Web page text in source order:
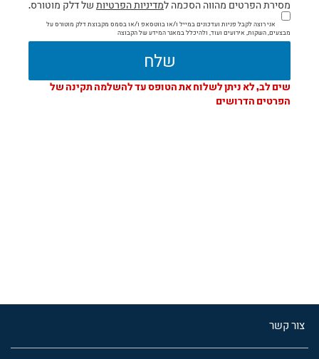
מסירת הפרטים מהווה הסכמה למדיניות הפרטיותשל דלק מוטורס.
אני רוצה לקבל פניות ועדכונים במייל ו/או בווטסאפ ו/או בסמס מקבוצת דלק מוטורס על
מבצעים, השקות, אירועים ועוד, ולהיכלל במאגר המידע של הקבוצה
שלח
כפתור
שליחה
שים לב, לא ניתן לשלוח את הטופס עד להשלמה תקינה של
הפרטים הדרושים
צור קשר